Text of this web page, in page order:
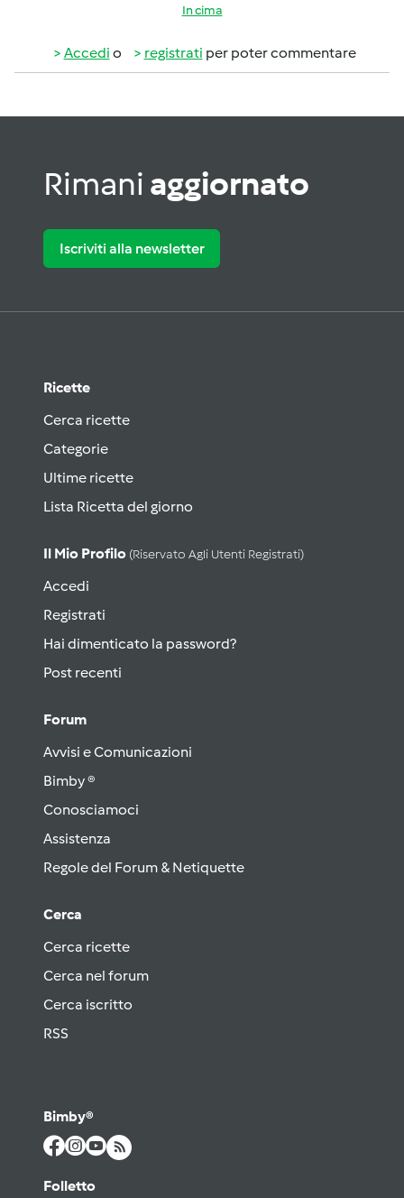
In cima
Accedi o registrati per poter commentare
Rimani aggiornato
Iscriviti alla newsletter
Ricette
Cerca ricette
Categorie
Ultime ricette
Lista Ricetta del giorno
Il Mio Profilo (riservato Agli Utenti Registrati)
Accedi
Registrati
Hai dimenticato la password?
Post recenti
Forum
Avvisi e Comunicazioni
Bimby ®
Conosciamoci
Assistenza
Regole del Forum & Netiquette
Cerca
Cerca ricette
Cerca nel forum
Cerca iscritto
RSS
Bimby®
Folletto